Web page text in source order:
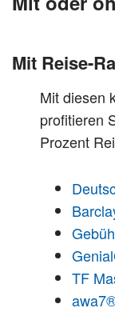
Mit Reise-
Mit diesen
profitieren
Prozent
TF